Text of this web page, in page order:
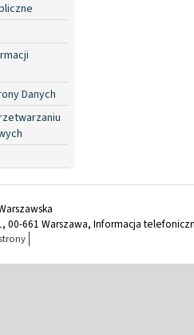
Danych
00-661 Warszawa, Informacja